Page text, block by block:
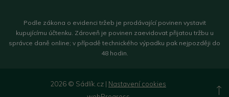
Podle zákona o evidenci tržeb je prodávající povinen vystavit
kupujícímu účtenku. Zároveň je povinen zaevidovat přijatou tržbu u
správce daně online; v případě technického výpadku pak nejpozději do
48 hodin.
2026 © Sádlík.cz | Nastavení cookies